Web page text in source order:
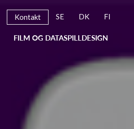
FI
DK
SE
Kontakt
FILM OG DATASPILLDESIGN